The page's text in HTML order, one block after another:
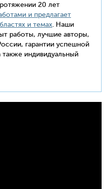
20 лет
и предлагает
и темах . Наши
работы, лучшие авторы,
гарантии успешной
индивидуальный